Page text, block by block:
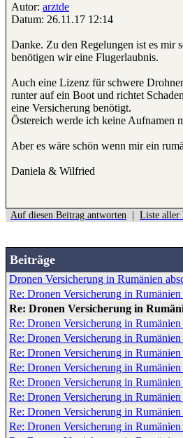
Autor: arztde
Datum: 26.11.17 12:14
Danke. Zu den Regelungen ist es mir
benötigen wir eine Flugerlaubnis.
Auch eine Lizenz für schwere
runter auf ein Boot und richtet
eine Versicherung benötigt.
Östereich werde ich keine Aufnamen
Aber es wäre schön wenn mir ein
Daniela & Wilfried
Auf diesen Beitrag antworten Liste aller
Beiträge
Dronen Versicherung in Rumänien
Re: Dronen Versicherung in Rumänien
Re: Dronen Versicherung in
Re: Dronen Versicherung in Rumänien
Re: Dronen Versicherung in Rumänien
Re: Dronen Versicherung in Rumänien
Re: Dronen Versicherung in Rumänien
Re: Dronen Versicherung in Rumänien
Re: Dronen Versicherung in Rumänien
Re: Dronen Versicherung in Rumänien
Re: Dronen Versicherung in Rumänien